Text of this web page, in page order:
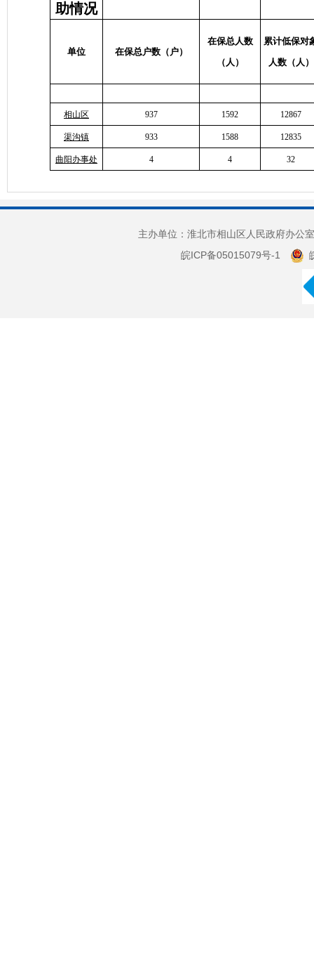
助情况
单位 在保总户数（户）
在保总人数
（人）
累计低保对
人数（人）
相山区 937 1592 12867
渠沟镇 933 1588 12835
曲阳办事处 4 4 32
主办单位：淮北市相山区人民政府办
皖ICP备05015079号-1